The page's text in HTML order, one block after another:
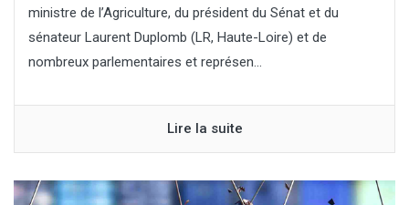
ministre de l’Agriculture, du président du Sénat et du
sénateur Laurent Duplomb (LR, Haute-Loire) et de
nombreux parlementaires et représen...
Lire la suite